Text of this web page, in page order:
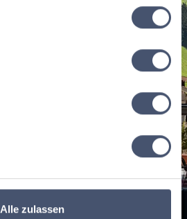
Alle zulassen